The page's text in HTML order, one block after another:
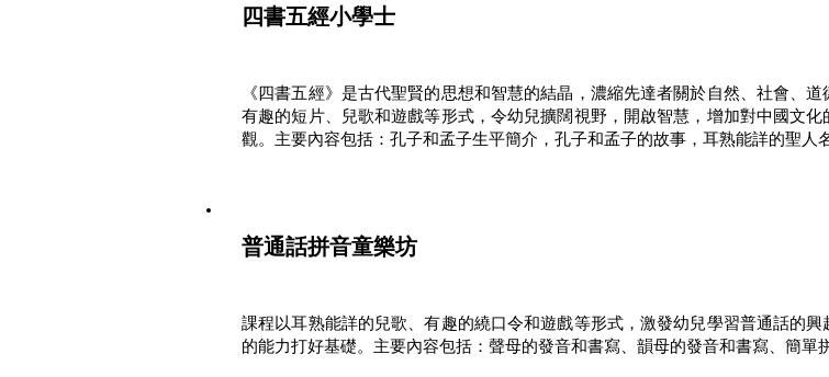
四書五經小學士
《四書五經》是古代聖賢的思想和智慧的結晶，濃縮先達者關於自然、社會、
有趣的短片、兒歌和遊戲等形式，令幼兒擴闊視野，開啟智慧，增加對中國文
觀。主要內容包括：孔子和孟子生平簡介，孔子和孟子的故事，耳熟能詳的聖人
普通話拼音童樂坊
課程以耳熟能詳的兒歌、有趣的繞口令和遊戲等形式，激發幼兒學習普通話的
的能力打好基礎。主要內容包括：聲母的發音和書寫、韻母的發音和書寫、簡單